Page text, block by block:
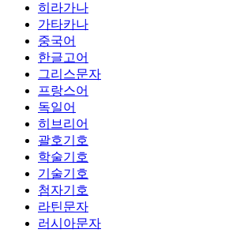
히라가나
가타카나
중국어
한글고어
그리스문자
프랑스어
독일어
히브리어
괄호기호
학술기호
기술기호
첨자기호
라틴문자
러시아문자